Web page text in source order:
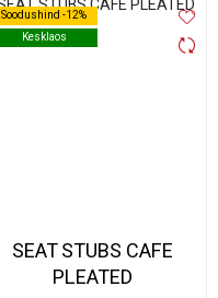
Soodushind -12%
Kesklaos
Soodushind -12%
Kesklaos
SEAT STUBS CAFE
PLEATED